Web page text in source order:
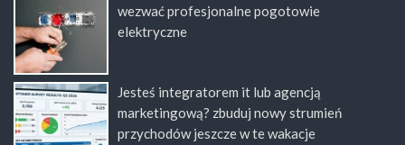
wezwać profesjonalne pogotowie
elektryczne
Jesteś integratorem it lub agencją
marketingową? zbuduj nowy strumień
przychodów jeszcze w te wakacje